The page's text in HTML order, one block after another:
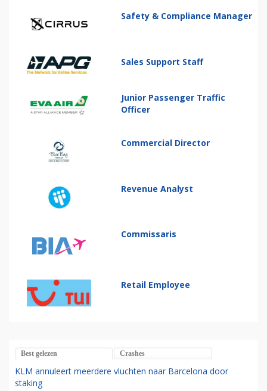
Safety & Compliance Manager
Sales Support Staff
Junior Passenger Traffic
Officer
Commercial Director
Revenue Analyst
Commissaris
Retail Employee
Best gelezen Crashes
KLM annuleert meerdere vluchten naar Barcelona door
staking